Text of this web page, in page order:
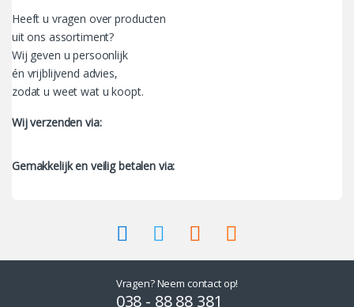
Heeft u vragen over producten
uit ons assortiment?
Wij geven u persoonlijk
én vrijblijvend advies,
zodat u weet wat u koopt.
Wij verzenden via:
Gemakkelijk en veilig betalen via:
Vragen? Neem contact op!
038 - 88 88 381